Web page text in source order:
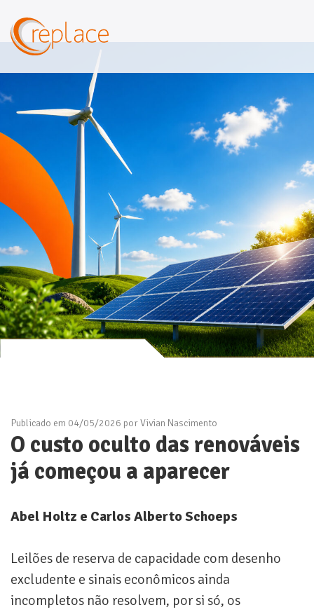
Publicado em 04/05/2026 por Vivian Nascimento
O custo oculto das renováveis
já começou a aparecer
Abel Holtz e Carlos Alberto Schoeps
Leilões de reserva de capacidade com desenho
excludente e sinais econômicos ainda
incompletos não resolvem, por si só, os